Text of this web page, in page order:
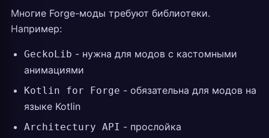
Многие Forge-моды требуют библиотеки.
Например:
GeckoLib - нужна для модов с кастомными
анимациями
Kotlin for Forge - обязательна для модов на
языке Kotlin
Architectury API - прослойка